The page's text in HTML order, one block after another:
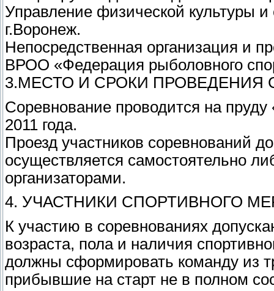
Управление физической культуры и
г.Воронеж.
Непосредственная организация и
ВРОО «Федерация рыболовного
3.МЕСТО И СРОКИ
Соревнование проводится на
2011 года.
Проезд участников соревнований
осуществляется самостоятельно
организаторами.
4. УЧАСТНИКИ СПОРТИВНОГО
К участию в соревнованиях
возраста, пола и наличия
должны сформировать команду из
прибывшие на старт не в полном